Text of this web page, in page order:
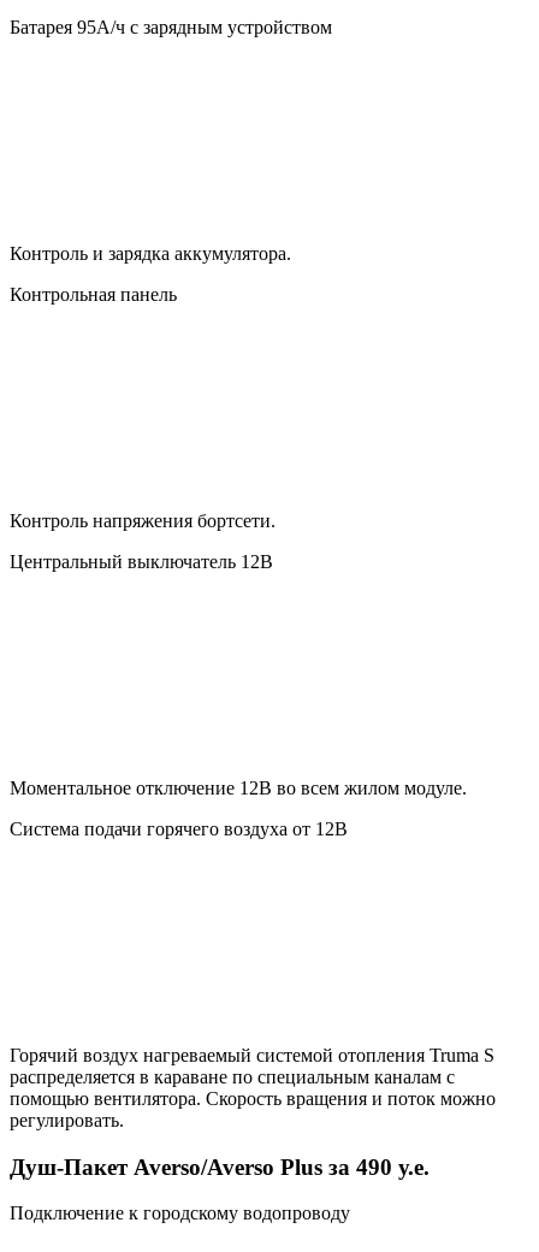
Батарея 95А/ч с зарядным устройством
Контроль и зарядка аккумулятора.
Контрольная панель
Контроль напряжения бортсети.
Центральный выключатель 12В
Моментальное отключение 12В во всем жилом модуле.
Система подачи горячего воздуха от 12В
Горячий воздух нагреваемый системой отопления Truma S
распределяется в караване по специальным каналам с
помощью вентилятора. Скорость вращения и поток можно
регулировать.
Душ-Пакет Averso/Averso Plus за 490 у.е.
Подключение к городскому водопроводу